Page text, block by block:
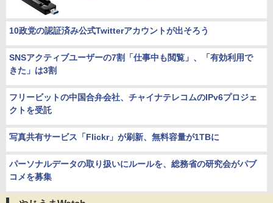
10政党の認証済み公式Twitterアカウントが出そろう
SNSアクティブユーザーの7割「仕事中も閲覧」、「有効利用で
きた」は3割
フリービットの中国合弁会社、チャイナテレコムのIPv6プロジェ
クトを受託
写真共有サービス「Flickr」が刷新、無料容量が1TBに
パーソナルデータの取り扱いにルールを、総務省の研究会がパブ
コメを募集